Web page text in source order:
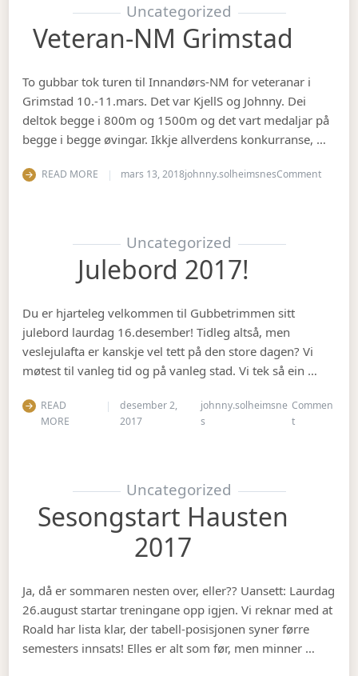
Uncategorized
Veteran-NM Grimstad
To gubbar tok turen til Innandørs-NM for veteranar i
Grimstad 10.-11.mars. Det var KjellS og Johnny. Dei
deltok begge i 800m og 1500m og det vart medaljar på
begge i begge øvingar. Ikkje allverdens konkurranse, …
READ MORE mars 13, 2018johnny.solheimsnesCommenton
Uncategorized
Julebord 2017!
Du er hjarteleg velkommen til Gubbetrimmen sitt
julebord laurdag 16.desember! Tidleg altså, men
veslejulafta er kanskje vel tett på den store dagen? Vi
møtest til vanleg tid og på vanleg stad. Vi tek så ein …
READ
MORE
desember 2,
2017
johnny.solheimsne
s
Commen
ton Julebord
Uncategorized
Sesongstart Hausten
2017
Ja, då er sommaren nesten over, eller?? Uansett: Laurdag
26.august startar treningane opp igjen. Vi reknar med at
Roald har lista klar, der tabell-posisjonen syner førre
semesters innsats! Elles er alt som før, men minner …